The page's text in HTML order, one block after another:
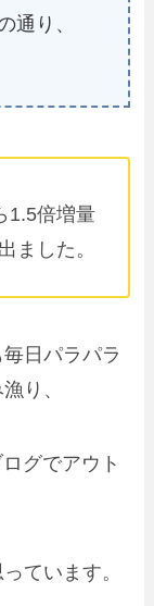
通り、
1.5倍増量
ました。
日パラパラ
り、
グでアウト
ています。